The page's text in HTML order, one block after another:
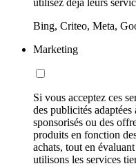
Bing, Criteo, Meta,
Marketing
Si vous acceptez ces
des publicités
sponsorisés ou des
produits en fonction
achats, tout en
utilisons les services